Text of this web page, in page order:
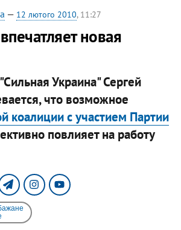
— 12 лютого 2010, 11:27
новая
Украина" Сергей
что возможное
коалиции с участием Партии
повлияет на работу